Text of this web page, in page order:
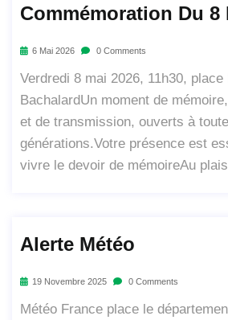
Commémoration Du 8
6 Mai 2026 0 Comments
Verdredi 8 mai 2026, 11h30, place
BachalardUn moment de
et de transmission, ouverts à
générations.Votre présence est
vivre le devoir de mémoireAu
Alerte Météo
19 Novembre 2025 0 Comments
Météo France place le